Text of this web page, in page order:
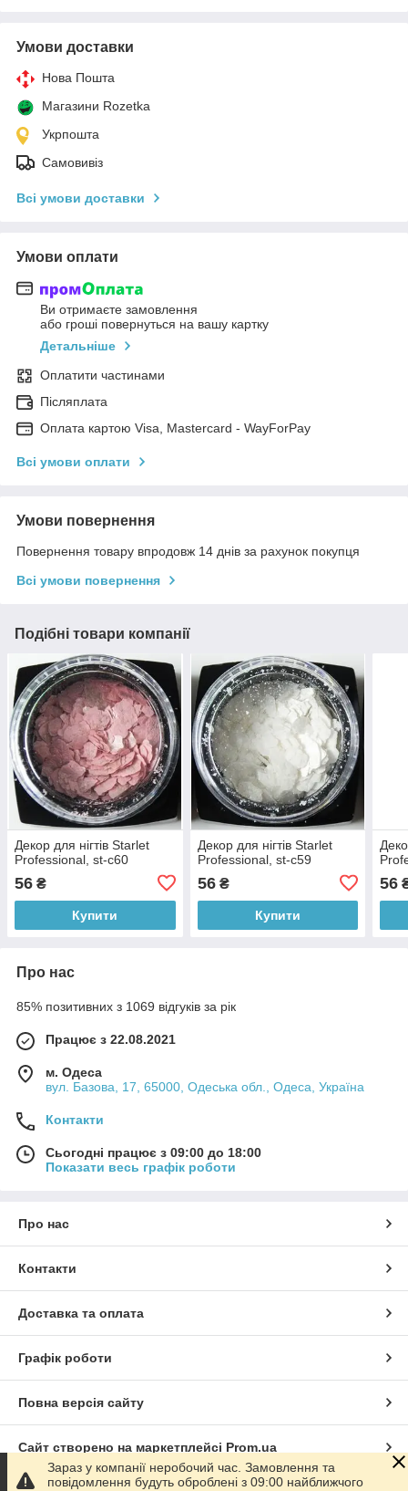
Умови доставки
Нова Пошта
Магазини Rozetka
Укрпошта
Самовивіз
Всі умови доставки
Умови оплати
Ви отримаєте замовлення
або гроші повернуться на вашу картку
Детальніше
Оплатити частинами
Післяплата
Оплата картою Visa, Mastercard - WayForPay
Всі умови оплати
Умови повернення
Повернення товару впродовж 14 днів за рахунок покупця
Всі умови повернення
Подібні товари компанії
Декор для нігтів Starlet
Professional, st-c60
56 ₴
Купити
Декор для нігтів Starlet
Professional, st-c59
56₴
Купити
56
Про нас
85% позитивних з 1069 відгуків за рік
Працює з 22.08.2021
м. Одеса
вул. Базова, 17, 65000, Одеська обл., Одеса, Україна
Контакти
Сьогодні працює з 09:00 до 18:00
Показати весь графік роботи
Про нас
Контакти
Доставка та оплата
Графік роботи
Повна версія сайту
Сайт створено на маркетплейсі Prom.ua
Зараз у компанії неробочий час. Замовлення та
повідомлення будуть оброблені з 09:00 найближчого